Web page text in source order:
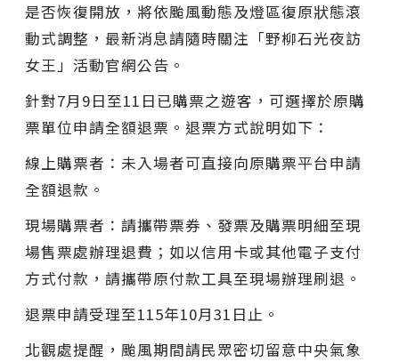
是否恢復開放，將依颱風動態及燈區復原狀態滾
動式調整，最新消息請隨時關注「野柳石光夜訪
女王」活動官網公告。
針對7月9日至11日已購票之遊客，可選擇於原購
票單位申請全額退票。退票方式說明如下：
線上購票者：未入場者可直接向原購票平台申請
全額退款。
現場購票者：請攜帶票券、發票及購票明細至現
場售票處辦理退費；如以信用卡或其他電子支付
方式付款，請攜帶原付款工具至現場辦理刷退。
退票申請受理至115年10月31日止。
北觀處提醒，颱風期間請民眾密切留意中央氣象